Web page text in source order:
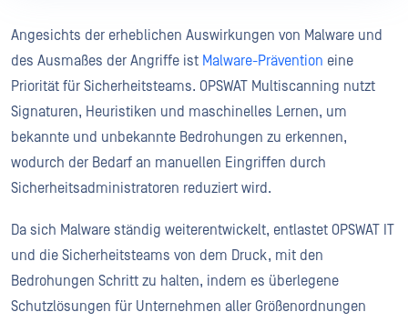
Angesichts der erheblichen Auswirkungen von Malware und
des Ausmaßes der Angriffe ist Malware-Prävention eine
Priorität für Sicherheitsteams. OPSWAT Multiscanning nutzt
Signaturen, Heuristiken und maschinelles Lernen, um
bekannte und unbekannte Bedrohungen zu erkennen,
wodurch der Bedarf an manuellen Eingriffen durch
Sicherheitsadministratoren reduziert wird.
Da sich Malware ständig weiterentwickelt, entlastet OPSWAT IT
und die Sicherheitsteams von dem Druck, mit den
Bedrohungen Schritt zu halten, indem es überlegene
Schutzlösungen für Unternehmen aller Größenordnungen